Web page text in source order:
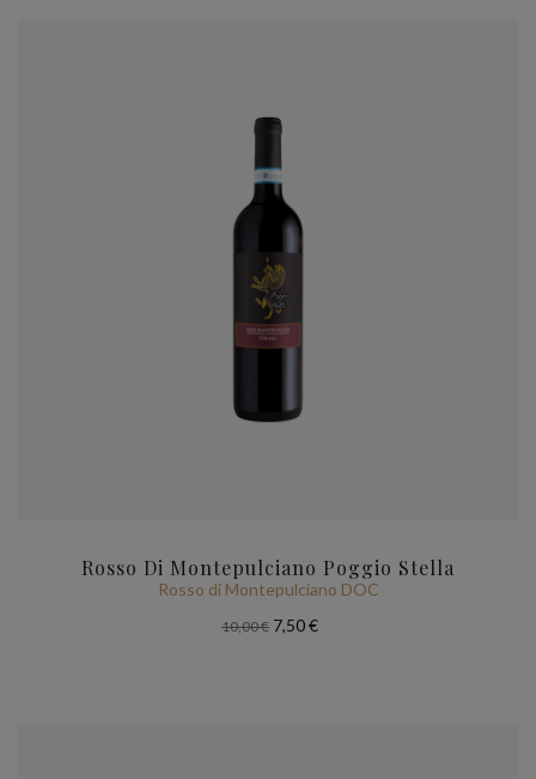
Rosso Di Montepulciano Poggio Stella
Rosso di Montepulciano DOC
10,00 € 7,50 €